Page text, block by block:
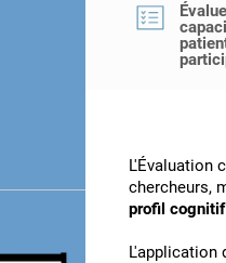
L'Évaluation
chercheurs,
profil cognitif
L'application